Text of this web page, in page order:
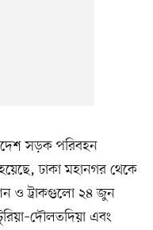
সড়ক পরিবহন
ঢাকা মহানগর থেকে
ও ট্রাকগুলো ২৪ জুন
এবং